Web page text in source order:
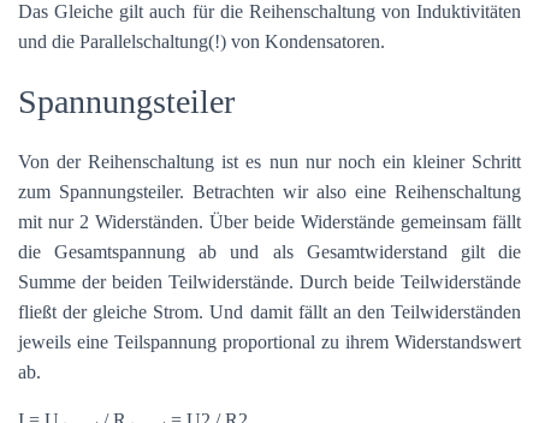
Das Gleiche gilt auch für die Reihenschaltung von Induktivitäten
und die Parallelschaltung(!) von Kondensatoren.
Spannungsteiler
Von der Reihenschaltung ist es nun nur noch ein kleiner Schritt
zum Spannungsteiler. Betrachten wir also eine Reihenschaltung
mit nur 2 Widerständen. Über beide Widerstände gemeinsam fällt
die Gesamtspannung ab und als Gesamtwiderstand gilt die
Summe der beiden Teilwiderstände. Durch beide Teilwiderstände
fließt der gleiche Strom. Und damit fällt an den Teilwiderständen
jeweils eine Teilspannung proportional zu ihrem Widerstandswert
ab.